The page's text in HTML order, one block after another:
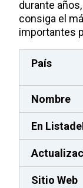
durante
consiga el
importantes
País
Nombre
En
Sitio Web